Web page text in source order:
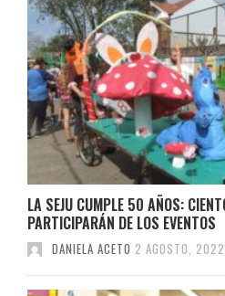
LA SEJU CUMPLE 50 AÑOS:
PARTICIPARÁN DE LOS EVENTOS
DANIELA ACETO 2 AGOSTO, 2022